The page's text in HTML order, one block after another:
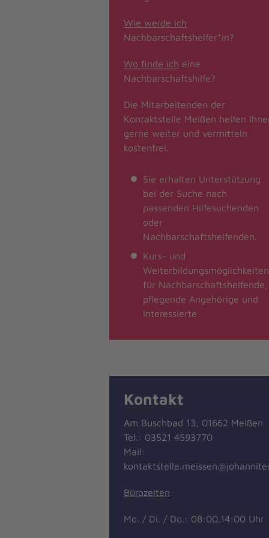
Wie werde ich
Nachbarschaftshelfer*in?
Wo finde ich eine
Nachbarschaftshilfe?
Die Mitarbeitenden der
Kontaktstelle Meißen helfen
gerne weiter und vermitteln
kostenfrei.
Sie erhalten Unterstützung
bei der Suche nach
passenden Hilfesuchenden
oder
Nachbarschaftshelfenden.
Kurs- und
Weiterbildungsmöglichkeiten
für Nachbarschaftshelfende,
pflegende Angehörige und
Interessierte
Kontakt
Am Buschbad 13, 01662 Meißen
Tel.: 03521 4593770
Mail:
Bürozeiten:
Mo. / Di. / Do.: 08:00.14:00 Uhr